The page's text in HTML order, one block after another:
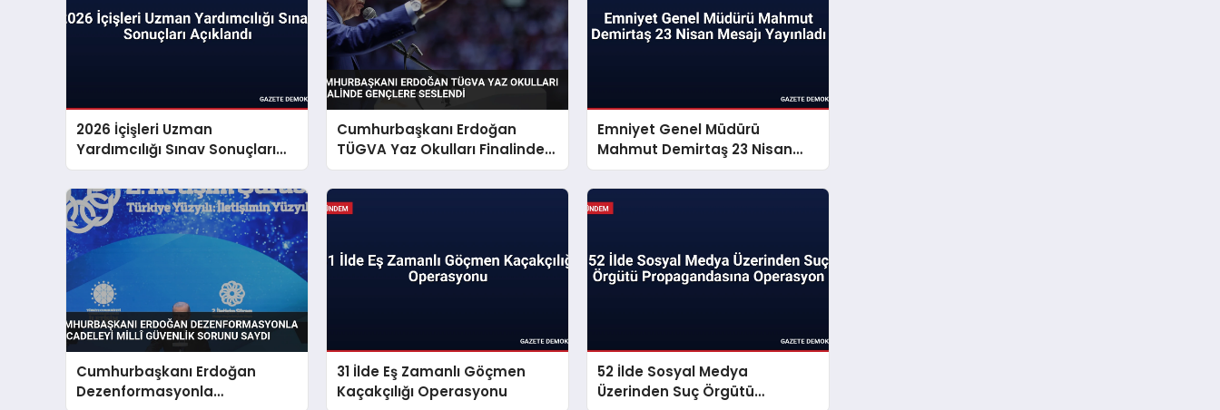
2026 İçişleri Uzman
Yardımcılığı Sınav Sonuçları
Açıklandı
Cumhurbaşkanı Erdoğan
TÜGVA Yaz Okulları Finalinde
Gençlere Seslendi
Emniyet Genel Müdürü
Mahmut Demirtaş 23 Nisan
Mesajı Yayınladı
Cumhurbaşkanı Erdoğan
Dezenformasyonla
31 İlde Eş Zamanlı Göçmen
Kaçakçılığı Operasyonu
52 İlde Sosyal Medya
Üzerinden Suç Örgütü